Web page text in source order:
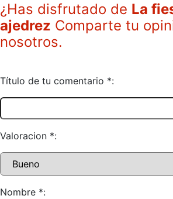
¿Has disfrutado de La
ajedrez Comparte tu
nosotros.
Título de tu comentario *:
Valoracion *:
Nombre *: